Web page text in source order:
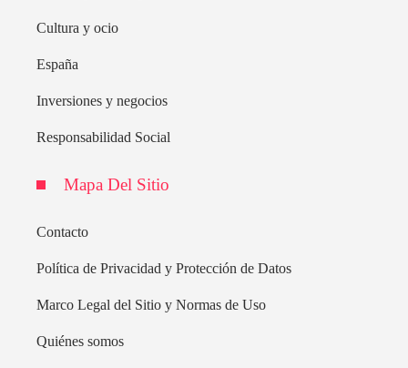
Cultura y ocio
España
Inversiones y negocios
Responsabilidad Social
Mapa Del Sitio
Contacto
Política de Privacidad y Protección de Datos
Marco Legal del Sitio y Normas de Uso
Quiénes somos